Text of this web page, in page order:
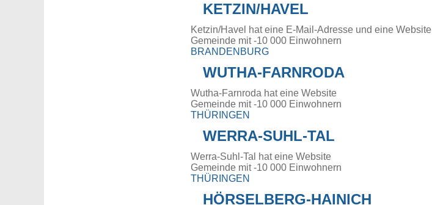
KETZIN/HAVEL
Ketzin/Havel hat eine E-Mail-Adresse und eine Website
Gemeinde mit -10 000 Einwohnern
BRANDENBURG
WUTHA-FARNRODA
Wutha-Farnroda hat eine Website
Gemeinde mit -10 000 Einwohnern
THÜRINGEN
WERRA-SUHL-TAL
Werra-Suhl-Tal hat eine Website
Gemeinde mit -10 000 Einwohnern
THÜRINGEN
HÖRSELBERG-HAINICH